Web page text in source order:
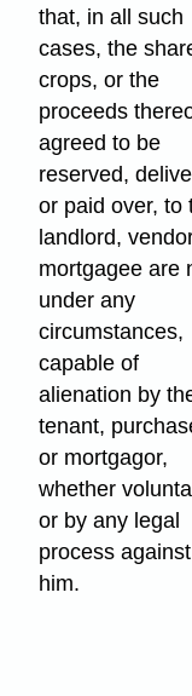
that, in all such
cases, the
crops, or the
proceeds
agreed to be
reserved,
or paid over, to
landlord,
mortgagee are
under any
circumstances,
capable of
alienation by
tenant,
or mortgagor,
whether
or by any legal
process against
him.